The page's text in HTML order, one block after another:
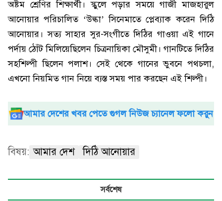
অষ্টম শ্রেণির শিক্ষার্থী। স্কুলে পড়ার সময়ে গাজী মাজহারুল
আনোয়ার পরিচালিত ‘উল্কা’ সিনেমাতে প্লেব্যাক করেন দিঠি
আনোয়ার। সত্য সাহার সুর-সংগীতে দিঠির গাওয়া এই গানে
পর্দায় ঠোঁট মিলিয়েছিলেন চিত্রনায়িকা মৌসুমী। গানটিতে দিঠির
সহশিল্পী ছিলেন পলাশ। সেই থেকে গানের ভুবনে পথচলা,
এখনো নিয়মিত গান নিয়ে ব্যস্ত সময় পার করছেন এই শিল্পী।
আমার দেশের খবর পেতে গুগল নিউজ চ্যানেল ফলো করুন
বিষয়: আমার দেশ দিঠি আনোয়ার
সর্বশেষ